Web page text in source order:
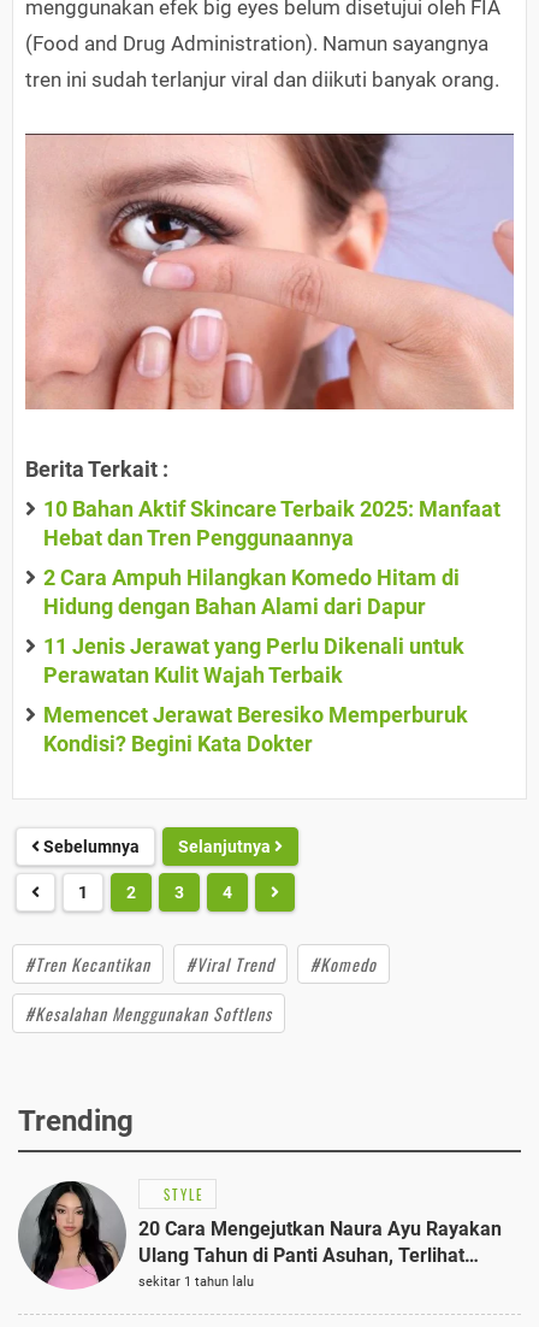
menggunakan efek big eyes belum disetujui oleh FIA
(Food and Drug Administration). Namun sayangnya
tren ini sudah terlanjur viral dan diikuti banyak orang.
Berita Terkait :
10 Bahan Aktif Skincare Terbaik 2025: Manfaat
Hebat dan Tren Penggunaannya
2 Cara Ampuh Hilangkan Komedo Hitam di
Hidung dengan Bahan Alami dari Dapur
11 Jenis Jerawat yang Perlu Dikenali untuk
Perawatan Kulit Wajah Terbaik
Memencet Jerawat Beresiko Memperburuk
Kondisi? Begini Kata Dokter
Sebelumnya Selanjutnya
1 2 3 4
#Tren Kecantikan #Viral Trend
#Komedo
#Kesalahan Menggunakan Softlens
Trending
STYLE
20 Cara Mengejutkan Naura Ayu Rayakan
Ulang Tahun di Panti Asuhan, Terlihat
Anggun dengan Kaftan Cokelat
sekitar 1 tahun lalu